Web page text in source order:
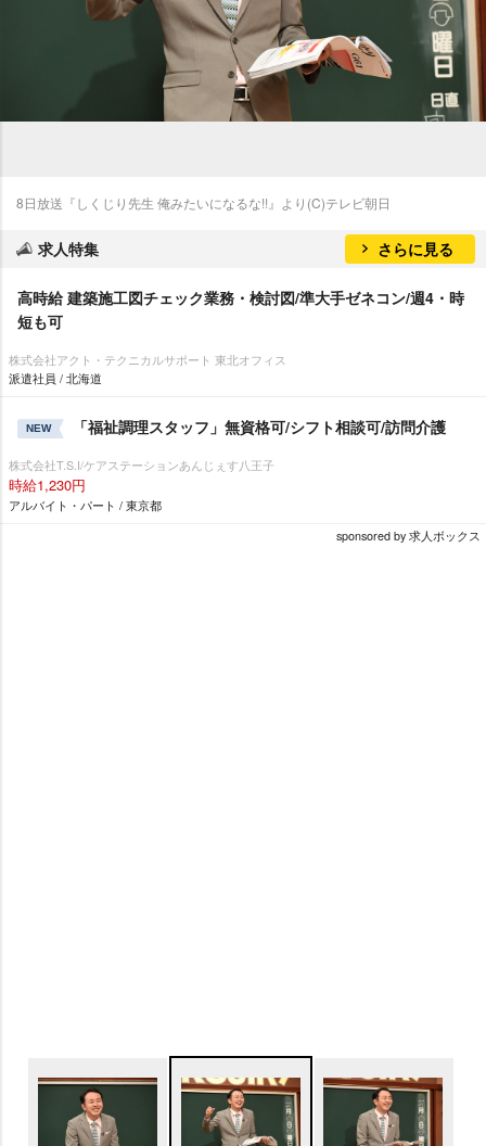
8日放送『しくじり先生 俺みたいになるな!!』より(C)テレビ朝日
求人特集 さらに見る
高時給 建築施工図チェック業務・検討図/準大手ゼネコン/週4・時
短も可
株式会社アクト・テクニカルサポート 東北オフィス
派遣社員 / 北海道
NEW 「福祉調理スタッフ」無資格可/シフト相談可/訪問介護
株式会社T.S.I/ケアステーションあんじぇす八王子
時給1,230円
アルバイト・パート / 東京都
sponsored by 求人ボックス